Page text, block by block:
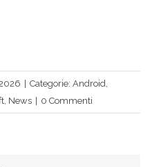
Categorie: Android,
, News 0 Commenti